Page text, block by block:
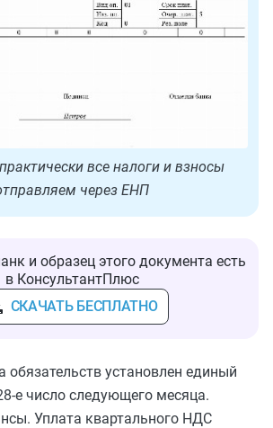
все налоги и взносы
через ЕНП
и образец этого документа есть
в КонсультантПлюс
СКАЧАТЬ БЕСПЛАТНО
установлен единый
е число следующего месяца.
Уплата квартального НДС